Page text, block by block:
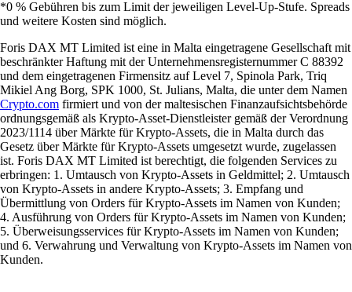
*0 % Gebühren bis zum Limit der jeweiligen Level-Up-Stufe. Spreads
und weitere Kosten sind möglich.
Foris DAX MT Limited ist eine in Malta eingetragene Gesellschaft mit
beschränkter Haftung mit der Unternehmensregisternummer C 88392
und dem eingetragenen Firmensitz auf Level 7, Spinola Park, Triq
Mikiel Ang Borg, SPK 1000, St. Julians, Malta, die unter dem Namen
Crypto.com firmiert und von der maltesischen Finanzaufsichtsbehörde
ordnungsgemäß als Krypto-Asset-Dienstleister gemäß der Verordnung
2023/1114 über Märkte für Krypto-Assets, die in Malta durch das
Gesetz über Märkte für Krypto-Assets umgesetzt wurde, zugelassen
ist. Foris DAX MT Limited ist berechtigt, die folgenden Services zu
erbringen: 1. Umtausch von Krypto-Assets in Geldmittel; 2. Umtausch
von Krypto-Assets in andere Krypto-Assets; 3. Empfang und
Übermittlung von Orders für Krypto-Assets im Namen von Kunden;
4. Ausführung von Orders für Krypto-Assets im Namen von Kunden;
5. Überweisungsservices für Krypto-Assets im Namen von Kunden;
und 6. Verwahrung und Verwaltung von Krypto-Assets im Namen von
Kunden.